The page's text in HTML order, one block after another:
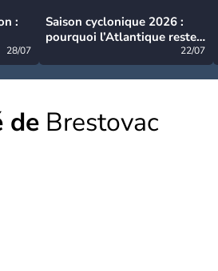
:
28/07
Saison cyclonique 2026 :
pourquoi l’Atlantique reste
22/07
de Brestovac